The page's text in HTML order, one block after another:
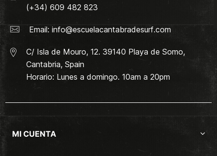
(+34) 609 482 823
Email: info@escuelacantabradesurf.com
C/ Isla de Mouro, 12. 39140 Playa de Somo,
Cantabria, Spain
Horario: Lunes a domingo. 10am a 20pm
MI CUENTA